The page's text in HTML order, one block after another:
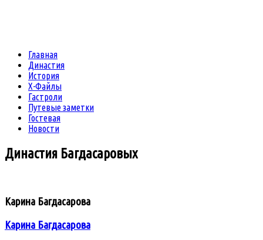
Главная
Династия
История
Х-Файлы
Гастроли
Путевые заметки
Гостевая
Новости
Династия Багдасаровых
Карина Багдасарова
Карина Багдасарова